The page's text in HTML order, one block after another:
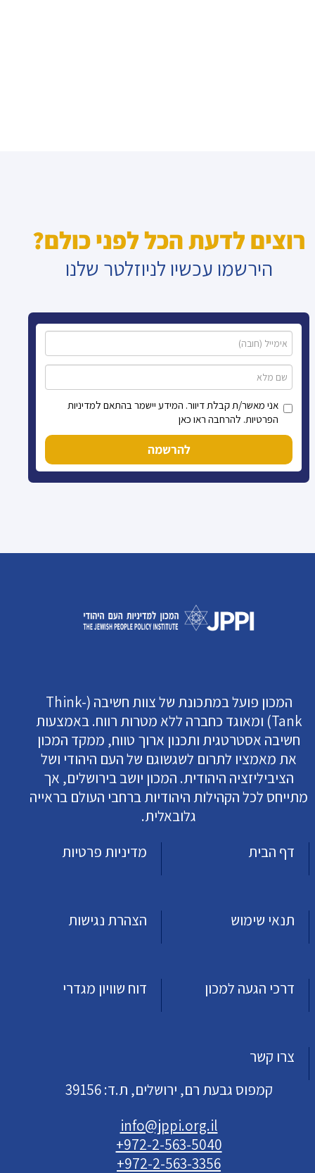
רוצים לדעת הכל לפני כולם?
הירשמו עכשיו לניוזלטר שלנו
אני מאשר/ת קבלת דיוור. המידע יישמר בהתאם למדיניות
הפרטיות. להרחבה ראו כאן
להרשמה
המכון פועל במתכונת של צוות חשיבה (Think-
Tank) ומאוגד כחברה ללא מטרות רווח. באמצעות
חשיבה אסטרטגית ותכנון ארוך טווח, ממקד המכון
את מאמציו לתרום לשגשוגם של העם היהודי ושל
הציביליזציה היהודית. המכון יושב בירושלים, אך
מתייחס לכל הקהילות היהודיות ברחבי העולם בראייה
גלובאלית.
דף הבית
מדיניות פרטיות
תנאי שימוש הצהרת נגישות
דרכי הגעה למכון דוח שוויון מגדרי
צרו קשר
קמפוס גבעת רם, ירושלים, ת.ד: 39156
info@jppi.org.il
+972-2-563-5040
+972-2-563-3356